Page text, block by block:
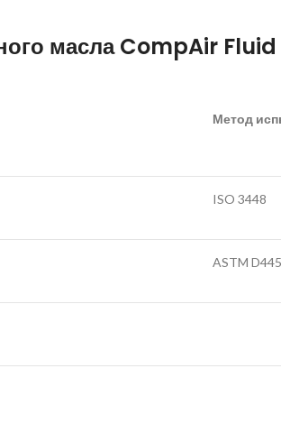
масла CompAir
Метод
ISO 3448
ASTM D445